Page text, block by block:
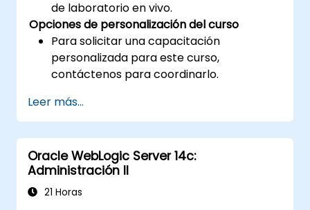
de laboratorio en vivo.
Opciones de personalización del curso
Para solicitar una capacitación
personalizada para este curso,
contáctenos para coordinarlo.
Leer más...
Oracle WebLogic Server 14c:
Administración II
21 Horas